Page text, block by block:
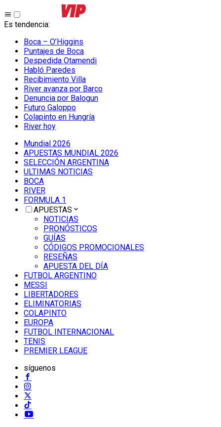
Es tendencia:
Boca – O’Higgins
Puntajes de Boca
Despedida Otamendi
Habló Paredes
Recibimiento Villa
River avanza por Barco
Denuncia por Balogun
Futuro Galoppo
Colapinto en Hungría
River hoy
Mundial 2026
APUESTAS MUNDIAL 2026
SELECCIÓN ARGENTINA
ULTIMAS NOTICIAS
BOCA
RIVER
FORMULA 1
APUESTAS
NOTICIAS
PRONÓSTICOS
GUÍAS
CÓDIGOS PROMOCIONALES
RESEÑAS
APUESTA DEL DÍA
FUTBOL ARGENTINO
MESSI
LIBERTADORES
ELIMINATORIAS
COLAPINTO
EUROPA
FUTBOL INTERNACIONAL
TENIS
PREMIER LEAGUE
síguenos